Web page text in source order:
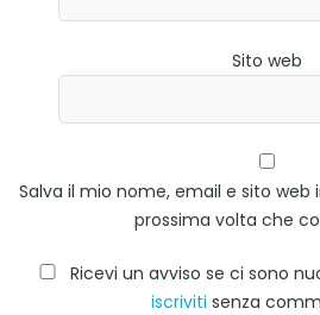
Sito web
Salva il mio nome, email e sito web
prossima volta che
Ricevi un avviso se ci sono
iscriviti senza